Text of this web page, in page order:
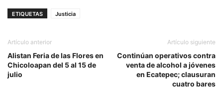
ETIQUETAS Justicia
Artículo anterior
Alistan Feria de las Flores en
Chicoloapan del 5 al 15 de
julio
Artículo siguiente
Continúan operativos contra
venta de alcohol a jóvenes
en Ecatepec; clausuran
cuatro bares